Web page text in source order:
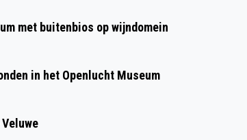
met buitenbios op wijndomein
in het Openlucht Museum